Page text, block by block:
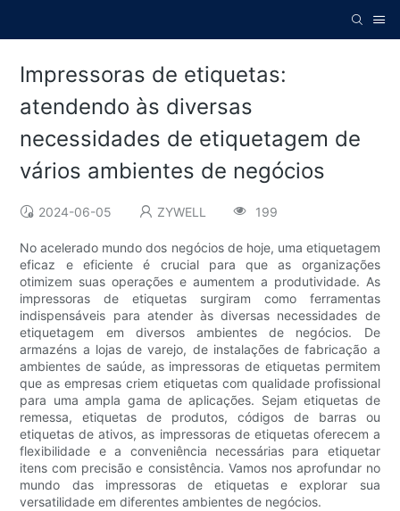
Impressoras de etiquetas:
atendendo às diversas
necessidades de etiquetagem de
vários ambientes de negócios
2024-06-05 ZYWELL 199
No acelerado mundo dos negócios de hoje, uma etiquetagem
eficaz e eficiente é crucial para que as organizações
otimizem suas operações e aumentem a produtividade. As
impressoras de etiquetas surgiram como ferramentas
indispensáveis ​​para atender às diversas necessidades de
etiquetagem em diversos ambientes de negócios. De
armazéns a lojas de varejo, de instalações de fabricação a
ambientes de saúde, as impressoras de etiquetas permitem
que as empresas criem etiquetas com qualidade profissional
para uma ampla gama de aplicações. Sejam etiquetas de
remessa, etiquetas de produtos, códigos de barras ou
etiquetas de ativos, as impressoras de etiquetas oferecem a
flexibilidade e a conveniência necessárias para etiquetar
itens com precisão e consistência. Vamos nos aprofundar no
mundo das impressoras de etiquetas e explorar sua
versatilidade em diferentes ambientes de negócios.